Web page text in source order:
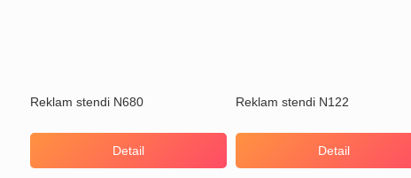
Reklam stendi N680
Detail
Reklam stendi N122
Detail